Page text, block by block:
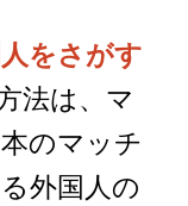
をさがす
法は、マ
のマッチ
外国人の